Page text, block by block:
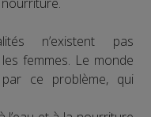
n’existent pas
femmes. Le monde
ce problème, qui